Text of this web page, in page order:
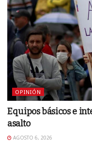
OPINIÓN
Equipos básicos e
asalto
AGOSTO 6, 2026